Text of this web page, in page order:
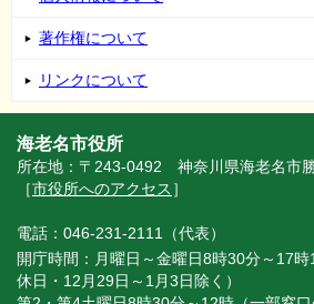
著作権について
リンクについて
海老名市役所
所在地：〒243-0492 神奈川県海老名市
［市役所へのアクセス ］
電話：046-231-2111（代表）
開庁時間：月曜日～金曜日8時30分～17時
休日・12月29日～1月3日除く）